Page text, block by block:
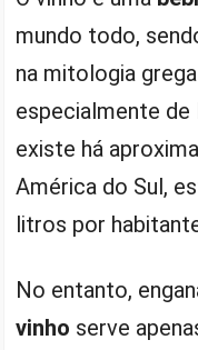
mundo todo,
na mitologia
especialmente de
existe há
América do Sul,
litros por
No entanto,
vinho serve